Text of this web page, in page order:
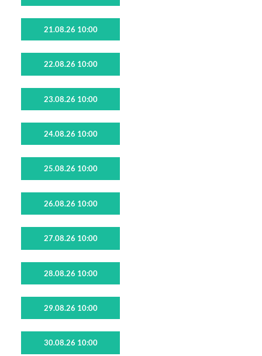
21.08.26 10:00
22.08.26 10:00
23.08.26 10:00
24.08.26 10:00
25.08.26 10:00
26.08.26 10:00
27.08.26 10:00
28.08.26 10:00
29.08.26 10:00
30.08.26 10:00